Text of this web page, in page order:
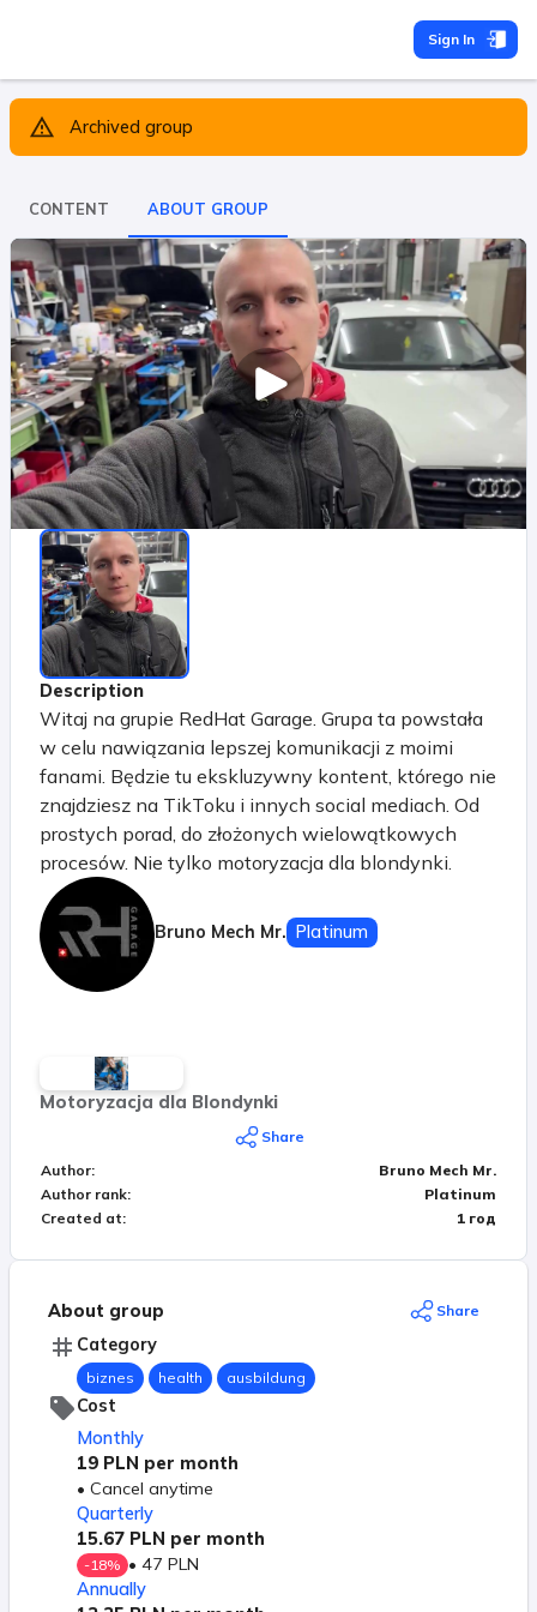
Sign In
Archived group
CONTENT ABOUT GROUP
Description
Witaj na grupie RedHat Garage. Grupa ta powstała
w celu nawiązania lepszej komunikacji z moimi
fanami. Będzie tu ekskluzywny kontent, którego nie
znajdziesz na TikToku i innych social mediach. Od
prostych porad, do złożonych wielowątkowych
procesów. Nie tylko motoryzacja dla blondynki.
Motoryzacja dla każdego. Będziecie mogli zadawać
dowolne pytania, a ja będę na nie odpowiadał na
live'ach. Będę dzielił się z Wami nie tylko
ciekawostkami z garażu, ale też przygotuję różne
drogowym, ale boisz się zapytać swojego męża.
Będzie moja książka: Myśl jak Pan Mechanik (a nie
jak mechanik). Będę też mówił o życiu w Szwajcarii,
o prowadzeniu biznezu w Szwajcarii, o kulturze
Szwajcarów. Trochę ciekawostek z życia
prywatnego. Moja codzienność, hobby. Kursy, które
otrzymasz całkowicie za darmo. Zapraszam Cię
Bruno Mech Mr. Platinum
Motoryzacja dla Blondynki
Share
Author:
Bruno Mech Mr.
Author rank:
Platinum
Created at: 1 год
About group Share
Category
biznes health ausbildung
Cost
Monthly
19 PLN per month
• Cancel anytime
Quarterly
15.67 PLN per month
-18% • 47 PLN
Annually